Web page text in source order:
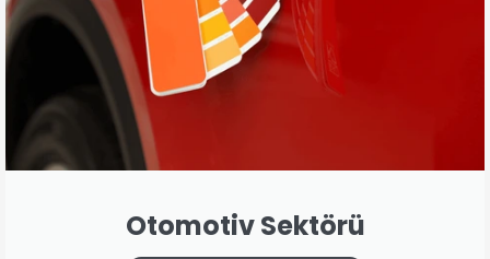
Otomotiv Sektörü